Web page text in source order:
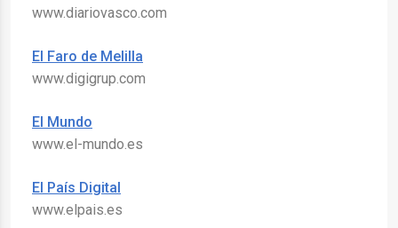
www.diariovasco.com
El Faro de Melilla
www.digigrup.com
El Mundo
www.el-mundo.es
El País Digital
www.elpais.es